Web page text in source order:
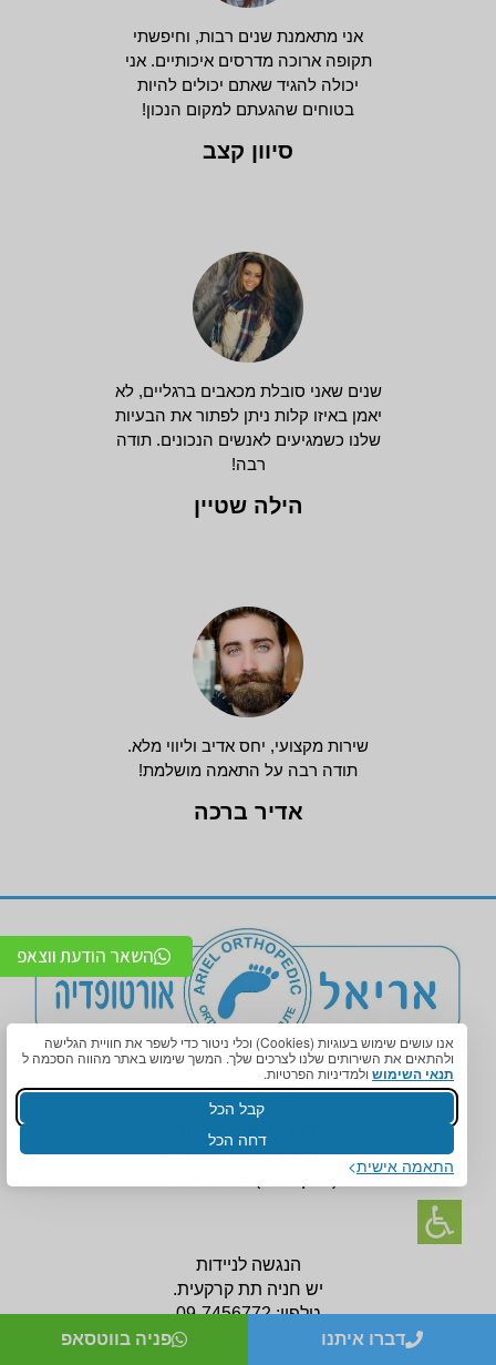
אנו עושים שימוש בעוגיות (Cookies) וכלי ניטור כדי לשפר את חוויית הגלישה
ולהתאים את השירותים שלנו לצרכים שלך. המשך שימוש באתר מהווה הסכמה ל
תנאי השימוש ולמדיניות הפרטיות.
קבל הכל
דחה הכל
התאמה אישית
אני מתאמנת שנים רבות, וחיפשתי
תקופה ארוכה מדרסים איכותיים. אני
יכולה להגיד שאתם יכולים להיות
בטוחים שהגעתם למקום הנכון!
סיוון קצב
שנים שאני סובלת מכאבים ברגליים, לא
יאמן באיזו קלות ניתן לפתור את הבעיות
שלנו כשמגיעים לאנשים הנכונים. תודה
רבה!
הילה שטיין
שירות מקצועי, יחס אדיב וליווי מלא.
תודה רבה על התאמה מושלמת!
אדיר ברכה
צור קשר
מעבדה אורטופדית
רחוב אחוזה 124, רעננה
הנגשה לניידות
יש חניה תת קרקעית.
טלפון:09-7456772
לניווט לסניף לחצו כאן
השאר הודעת ווצאפ
דברו איתנו פניה בווטסאפ